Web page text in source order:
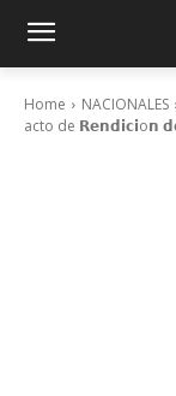
Home NACIONALES
acto de 𝗥𝗲𝗻𝗱𝗶𝗰𝗶o𝗻